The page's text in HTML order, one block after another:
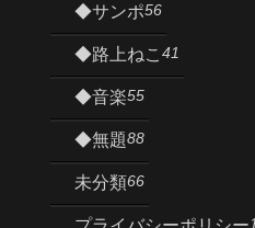
◆サンポ56
◆路上ねこ 41
◆音楽55
◆無題88
未分類66